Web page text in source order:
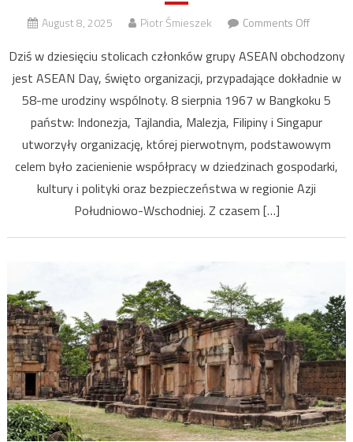
August 8, 2025 Piotr Śmieszek Comments Offon
urodziny
ASEAN
Dziś w dziesięciu stolicach członków grupy ASEAN obchodzony
jest ASEAN Day, święto organizacji, przypadające dokładnie w
58-me urodziny wspólnoty. 8 sierpnia 1967 w Bangkoku 5
państw: Indonezja, Tajlandia, Malezja, Filipiny i Singapur
utworzyły organizację, której pierwotnym, podstawowym
celem było zacienienie współpracy w dziedzinach gospodarki,
kultury i polityki oraz bezpieczeństwa w regionie Azji
Południowo-Wschodniej. Z czasem […]